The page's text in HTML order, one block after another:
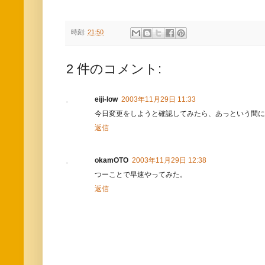
時刻: 21:50
2 件のコメント:
eiji-low 2003年11月29日 11:33
今日変更をしようと確認してみたら、あっという間
返信
okamOTO 2003年11月29日 12:38
つーことで早速やってみた。
返信